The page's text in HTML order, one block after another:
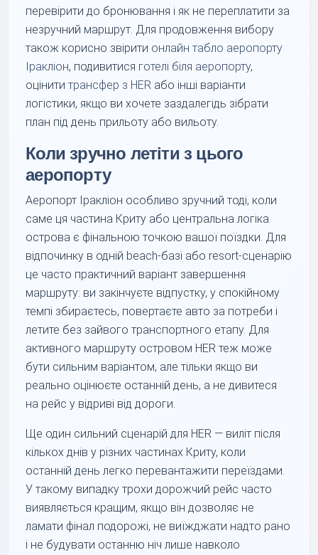
перевірити до бронювання і як не переплатити за
незручний маршрут. Для продовження вибору
також корисно звірити онлайн табло аеропорту
Іракліон, подивитися готелі біля аеропорту,
оцінититрансфер з HER або інші варіанти
логістики, якщо ви хочете заздалегідь зібрати
план під день прильоту або вильоту.
Коли зручно летіти з цього
аеропорту
Аеропорт Іракліон особливо зручний тоді, коли
саме ця частина Криту або центральна логіка
острова є фінальною точкою вашої поїздки. Для
відпочинку в одній beach-базі або resort-сценарію
це часто практичний варіант завершення
маршруту: ви закінчуєте відпустку, у спокійному
темпі збираєтесь, повертаєте авто за потреби і
летите без зайвого транспортного етапу. Для
активного маршруту островом HER теж може
бути сильним варіантом, але тільки якщо ви
реально оцінюєте останній день, а не дивитеся
на рейс у відриві від дороги.
Ще один сильний сценарій для HER — виліт після
кількох днів у різних частинах Криту, коли
останній день легко перевантажити переїздами.
У такому випадку трохи дорожчий рейс часто
виявляється кращим, якщо він дозволяє не
ламати фінал подорожі, не виїжджати надто рано
і не будувати останню ніч лише навколо